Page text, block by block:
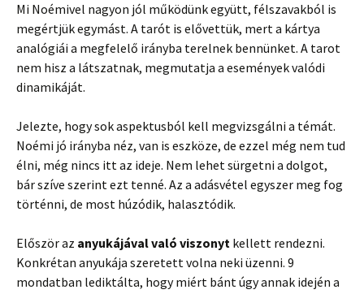
Mi Noémivel nagyon jól működünk együtt, félszavakból is
megértjük egymást. A tarót is elővettük, mert a kártya
analógiái a megfelelő irányba terelnek bennünket. A tarot
nem hisz a látszatnak, megmutatja a események valódi
dinamikáját.
Jelezte, hogy sok aspektusból kell megvizsgálni a témát.
Noémi jó irányba néz, van is eszköze, de ezzel még nem tud
élni, még nincs itt az ideje. Nem lehet sürgetni a dolgot,
bár szíve szerint ezt tenné. Az a adásvétel egyszer meg fog
történni, de most húzódik, halasztódik.
Először az anyukájával való viszonyt kellett rendezni.
Konkrétan anyukája szeretett volna neki üzenni. 9
mondatban lediktálta, hogy miért bánt úgy annak idején a